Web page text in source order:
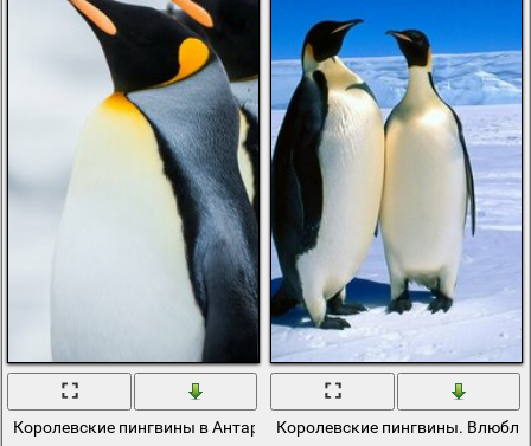
Королевские пингвины в Антарктике. Южная Георгия
Королевские пингвины.